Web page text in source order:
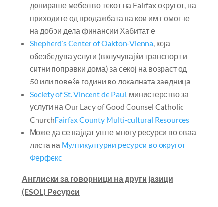
донираше мебел во текот на Fairfax округот, на
приходите од продажбата на кои им помогне
на добри дела финансии Хабитат е
Shepherd’s Center of Oakton-Vienna, која
обезбедува услуги (вклучувајќи транспорт и
ситни поправки дома) за секој на возраст од
50 или повеќе години во локалната заедница
Society of St. Vincent de Paul, министерство за
услуги на Our Lady of Good Counsel Catholic
ChurchFairfax County Multi-cultural Resources
Може да се најдат уште многу ресурси во оваа
листа на Мултикултурни ресурси во округот
Ферфекс
Англиски за говорници на други јазици
(ESOL) Ресурси